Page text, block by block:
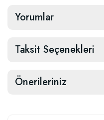
Yorumlar
Taksit Seçenekleri
Önerileriniz